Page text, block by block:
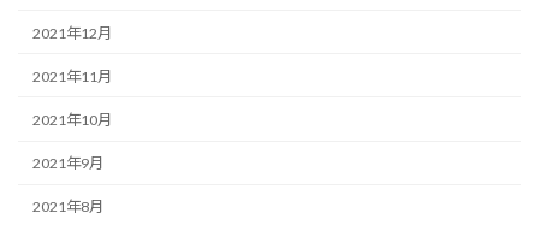
2021年12月
2021年11月
2021年10月
2021年9月
2021年8月